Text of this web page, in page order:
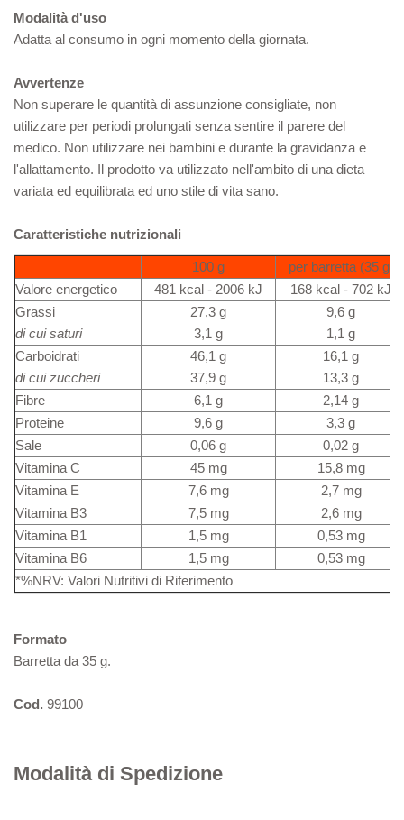
Modalità d'uso
Adatta al consumo in ogni momento della giornata.
Avvertenze
Non superare le quantità di assunzione consigliate, non
utilizzare per periodi prolungati senza sentire il parere del
medico. Non utilizzare nei bambini e durante la gravidanza e
l'allattamento. Il prodotto va utilizzato nell'ambito di una dieta
variata ed equilibrata ed uno stile di vita sano.
Caratteristiche nutrizionali
100 g
per barretta (35 g)
Valore energetico
481 kcal - 2006 kJ
168 kcal - 702 kJ
Grassi
di cui saturi
27,3 g
3,1 g
9,6 g
1,1 g
Carboidrati
di cui zuccheri
46,1 g
37,9 g
16,1 g
13,3 g
Fibre
6,1 g
2,14 g
Proteine
9,6 g
3,3 g
Sale
0,06 g
0,02 g
Vitamina C
45 mg
15,8 mg
Vitamina E
7,6 mg
2,7 mg
Vitamina B3
7,5 mg
2,6 mg
Vitamina B1
1,5 mg
0,53 mg
Vitamina B6
1,5 mg
0,53 mg
*%NRV: Valori Nutritivi di Riferimento
Formato
Barretta da 35 g.
Cod. 99100
Modalità di Spedizione